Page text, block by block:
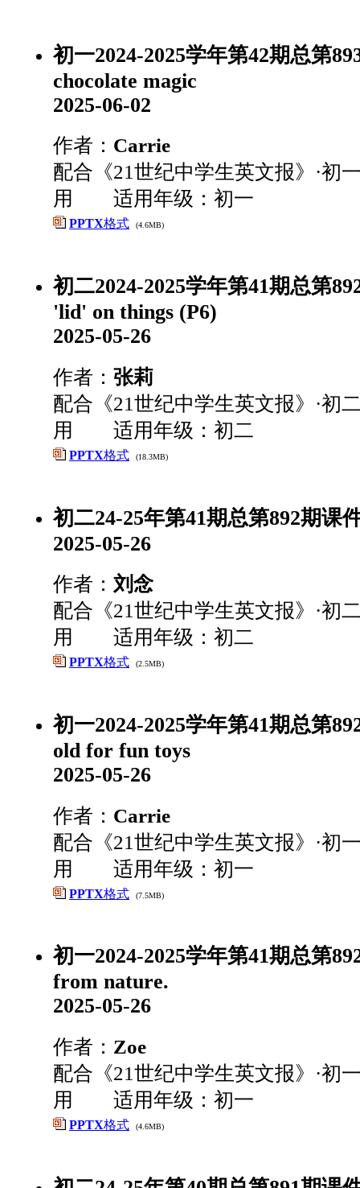
初一2024-2025学年第42期总第
chocolate magic
2025-06-02
作者： Carrie
配合《21世纪中学生英文报》·初
用 适用年级：初一
PPTX格式 (4.6MB)
初二2024-2025学年第41期总第
'lid' on things (P6)
2025-05-26
作者： 张莉
配合《21世纪中学生英文报》·初
用 适用年级：初二
PPTX格式 (18.3MB)
初二24-25年第41期总第892期课
2025-05-26
作者： 刘念
配合《21世纪中学生英文报》·初
用 适用年级：初二
PPTX格式 (2.5MB)
初一2024-2025学年第41期总第
old for fun toys
2025-05-26
作者： Carrie
配合《21世纪中学生英文报》·初
用 适用年级：初一
PPTX格式 (7.5MB)
初一2024-2025学年第41期总第
from nature.
2025-05-26
作者： Zoe
配合《21世纪中学生英文报》·初
用 适用年级：初一
PPTX格式 (4.6MB)